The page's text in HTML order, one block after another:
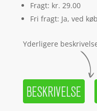
Fragt: kr. 29.00
Fri fragt: Ja, ved
Yderligere